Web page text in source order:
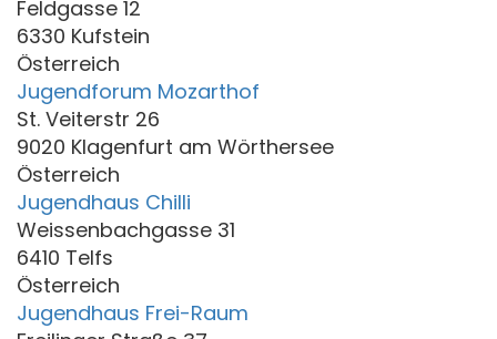
Feldgasse 12
6330 Kufstein
Österreich
Jugendforum Mozarthof
St. Veiterstr 26
9020 Klagenfurt am Wörthersee
Österreich
Jugendhaus Chilli
Weissenbachgasse 31
6410 Telfs
Österreich
Jugendhaus Frei-Raum